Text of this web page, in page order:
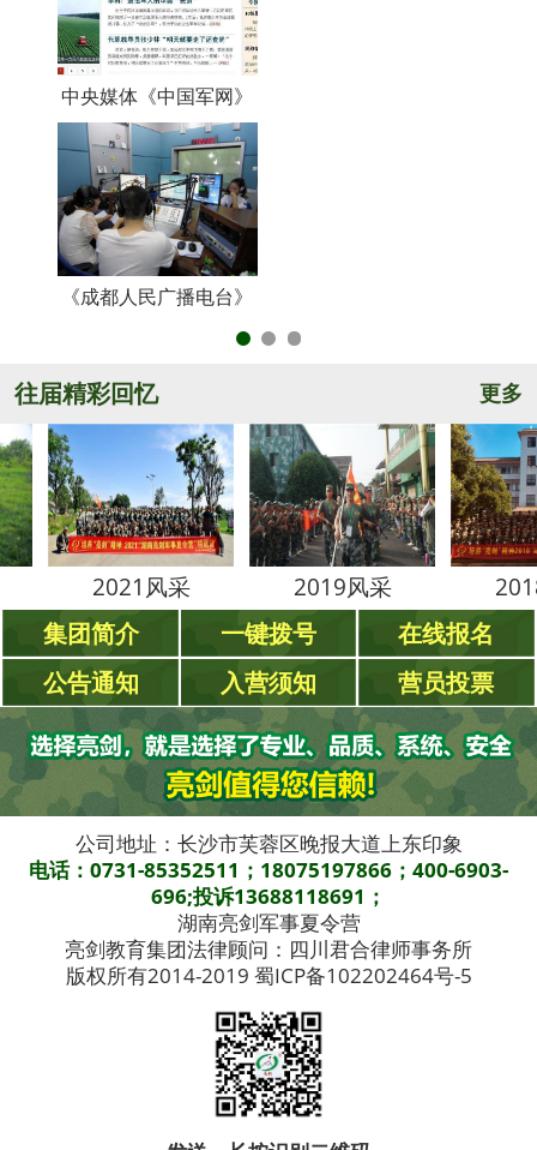
中央媒体《中国军网》
《成都人民广播电台》
往届精彩回忆 更多
集团简介 一键拨号
在线报名
公告通知
入营须知 营员投票
公司地址：长沙市芙蓉区晚报大道上东印象
电话：0731-85352511；18075197866；400-6903-
696;投诉13688118691；
湖南亮剑军事夏令营
亮剑教育集团法律顾问：四川君合律师事务所
版权所有2014-2019 蜀ICP备102202464号-5